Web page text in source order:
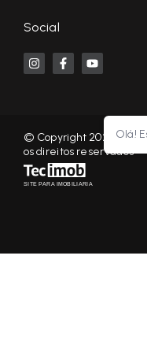
Olá!
Social
© Copyright 2026 - KF
os direitos reservados
SITE PARA IMOBILIARIA